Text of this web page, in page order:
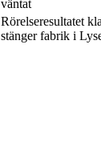
väntat
Rörelseresultatet
stänger fabrik i